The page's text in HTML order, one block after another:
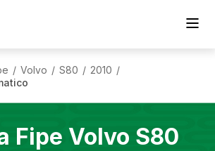
/ Volvo / S80 / 2010 /
Fipe Volvo S80